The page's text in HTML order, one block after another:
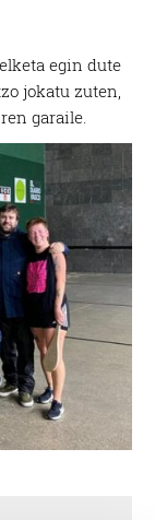
egin dute
jokatu zuten,
garaile.